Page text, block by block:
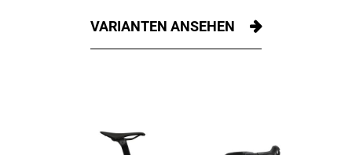
VARIANTEN ANSEHEN